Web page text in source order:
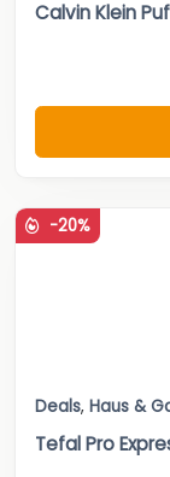
Calvin Klein
-20%
Deals, Haus &
Tefal Pro